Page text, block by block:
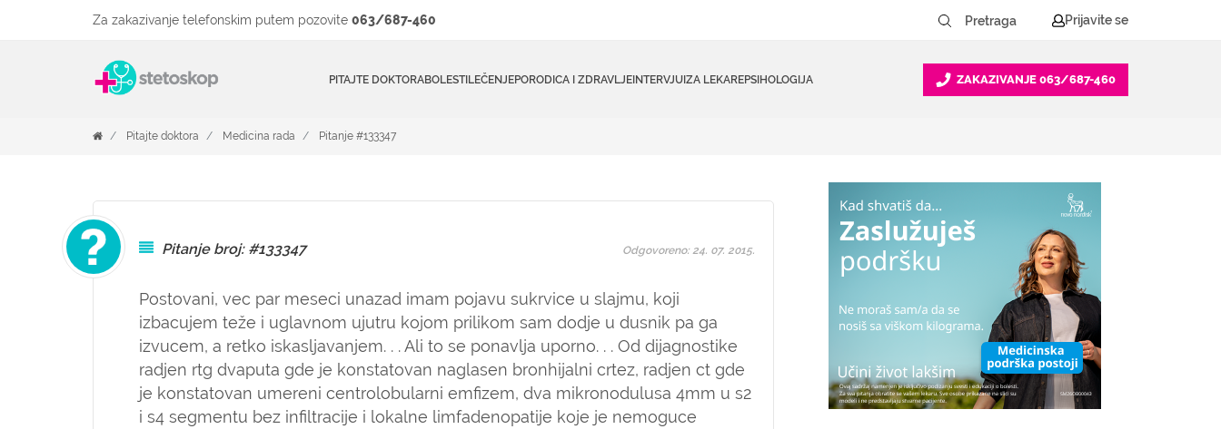
Za zakazivanje telefonskim putem pozovite 063/687-460 Prijavite se
PITAJTE DOKTORABOLESTILEČENJEPORODICA I ZDRAVLJEINTERVJUIZA LEKAREPSIHOLOGIJA ZAKAZIVANJE 063/687-460
Pitajte doktora Medicina rada Pitanje #133347
Pitanje broj: #133347
Postovani, vec par meseci unazad imam pojavu sukrvice u slajmu, koji
izbacujem teže i uglavnom ujutru kojom prilikom sam dodje u dusnik pa ga
izvucem, a retko iskasljavanjem. . . Ali to se ponavlja uporno. . . Od dijagnostike
radjen rtg dvaputa gde je konstatovan naglasen bronhijalni crtez, radjen ct gde
je konstatovan umereni centrolobularni emfizem, dva mikronodulusa 4mm u s2
i s4 segmentu bez infiltracije i lokalne limfadenopatije koje je nemoguce
Odgovoreno: 24. 07. 2015.